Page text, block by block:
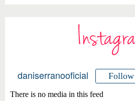
daniserranooficial Follow
There is no media in this feed